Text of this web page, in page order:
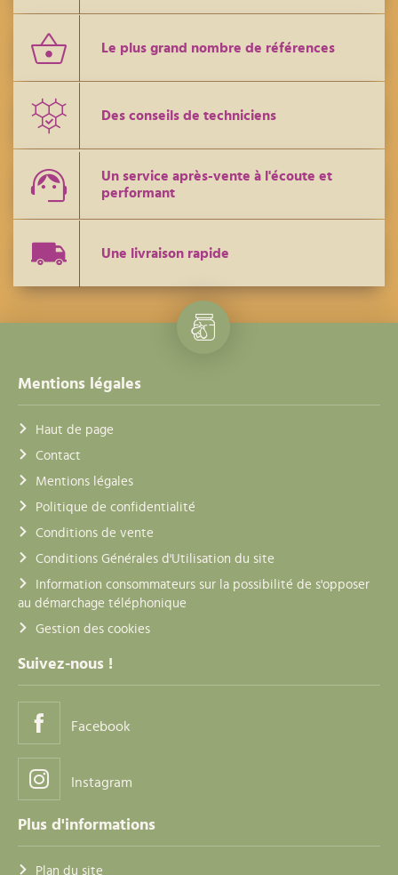
Le plus grand nombre de références
Des conseils de techniciens
Un service après-vente à l'écoute et
performant
Une livraison rapide
Mentions légales
Haut de page
Contact
Mentions légales
Politique de confidentialité
Conditions de vente
Conditions Générales d'Utilisation du site
Information consommateurs sur la possibilité de s'opposer
au démarchage téléphonique
Gestion des cookies
Suivez-nous !
Facebook
Instagram
Plus d'informations
Plan du site